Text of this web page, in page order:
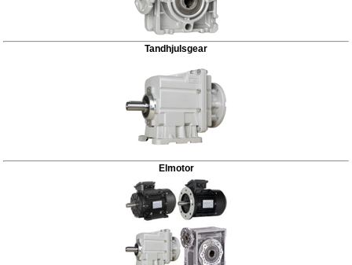
Tandhjulsgear
Elmotor